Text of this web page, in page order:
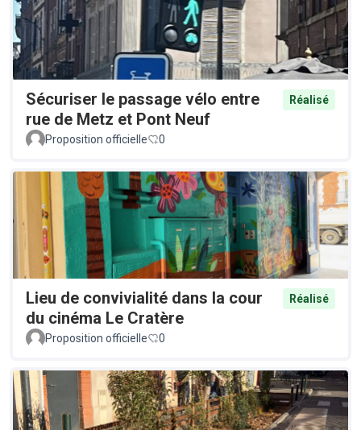
Sécuriser le passage vélo entre
rue de Metz et Pont Neuf
Réalisé
Proposition officielle 0
Lieu de convivialité dans la cour
du cinéma Le Cratère
Réalisé
Proposition officielle 0